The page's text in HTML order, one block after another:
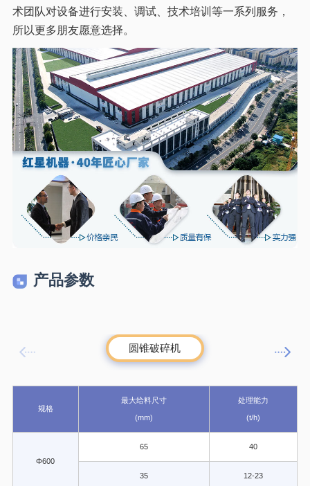
术团队对设备进行安装、调试、技术培训等一系列服务，
所以更多朋友愿意选择。
产品参数
圆锥破碎机
规格
最大给料尺寸
(mm)
处理能力
(t/h)
Φ600
65 40
35 12-23